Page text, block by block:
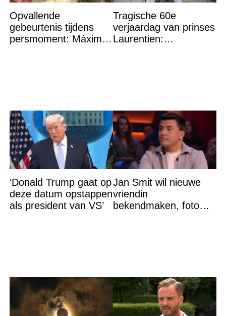
Opvallende
gebeurtenis tijdens
persmoment: Máxima
Tragische 60e
verjaardag van prinses
Laurentien:
‘Donald Trump gaat op
deze datum opstappen
als president van VS’
Jan Smit wil nieuwe
vriendin
bekendmaken, foto